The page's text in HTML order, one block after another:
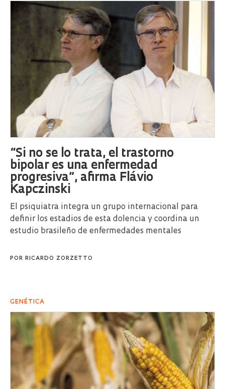
“Si no se lo trata, el trastorno
bipolar es una enfermedad
progresiva”, afirma Flávio
Kapczinski
El psiquiatra integra un grupo internacional para
definir los estadios de esta dolencia y coordina un
estudio brasileño de enfermedades mentales
POR RICARDO ZORZETTO
GENÉTICA